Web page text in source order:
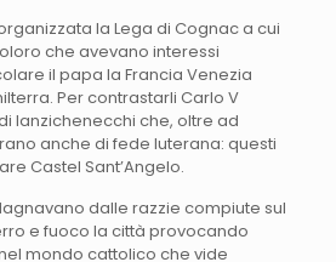
la Lega di Cognac a cui
che avevano interessi
il papa la Francia Venezia
Per contrastarli Carlo V
lanzichenecchi che, oltre ad
anche di fede luterana: questi
Castel Sant’Angelo.
dalle razzie compiute sul
e fuoco la città provocando
mondo cattolico che vide